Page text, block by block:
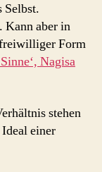
Selbst.
Kann aber in
Form
Nagisa
stehen
einer